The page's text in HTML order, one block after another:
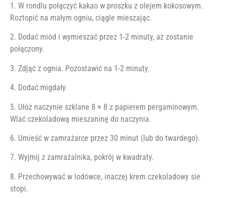
1. W rondlu połączyć kakao w proszku z olejem kokosowym.
Roztopić na małym ogniu, ciągle mieszając.
2. Dodać miód i wymieszać przez 1-2 minuty, aż zostanie
połączony.
3. Zdjąć z ognia. Pozostawić na 1-2 minuty.
4. Dodać migdały.
5. Ułóż naczynie szklane 8 × 8 z papierem pergaminowym.
Wlać czekoladową mieszaninę do naczynia.
6. Umieść w zamrażarce przez 30 minut (lub do twardego).
7. Wyjmij z zamrażalnika, pokrój w kwadraty.
8. Przechowywać w lodówce, inaczej krem czekoladowy sie
stopi.